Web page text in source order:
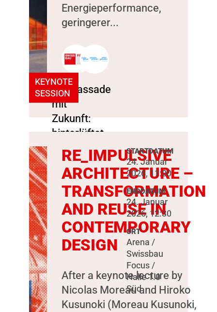
KEYNOTE
SESSION
Energieperformance,
geringerer...
RE_IMPULSIVE
ARCHITECTURE –
TRANSFORMATION
AND REUSE IN
CONTEMPORARY
DESIGN
After a keynote lecture by
Nicolas Moreau and Hiroko
Kusunoki (Moreau Kusunoki,
STARTDATUM
24. Januar
2026, 11:00
ENDDATUM
24. Januar
2026, 12:30
ORT
Arena /
Swissbau
Focus /
Halle 1.0
Süd